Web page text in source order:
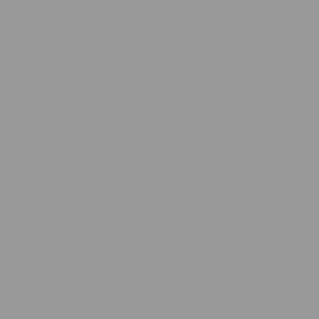
eines Umzugsunternehmens
von Sirelo unterliegen